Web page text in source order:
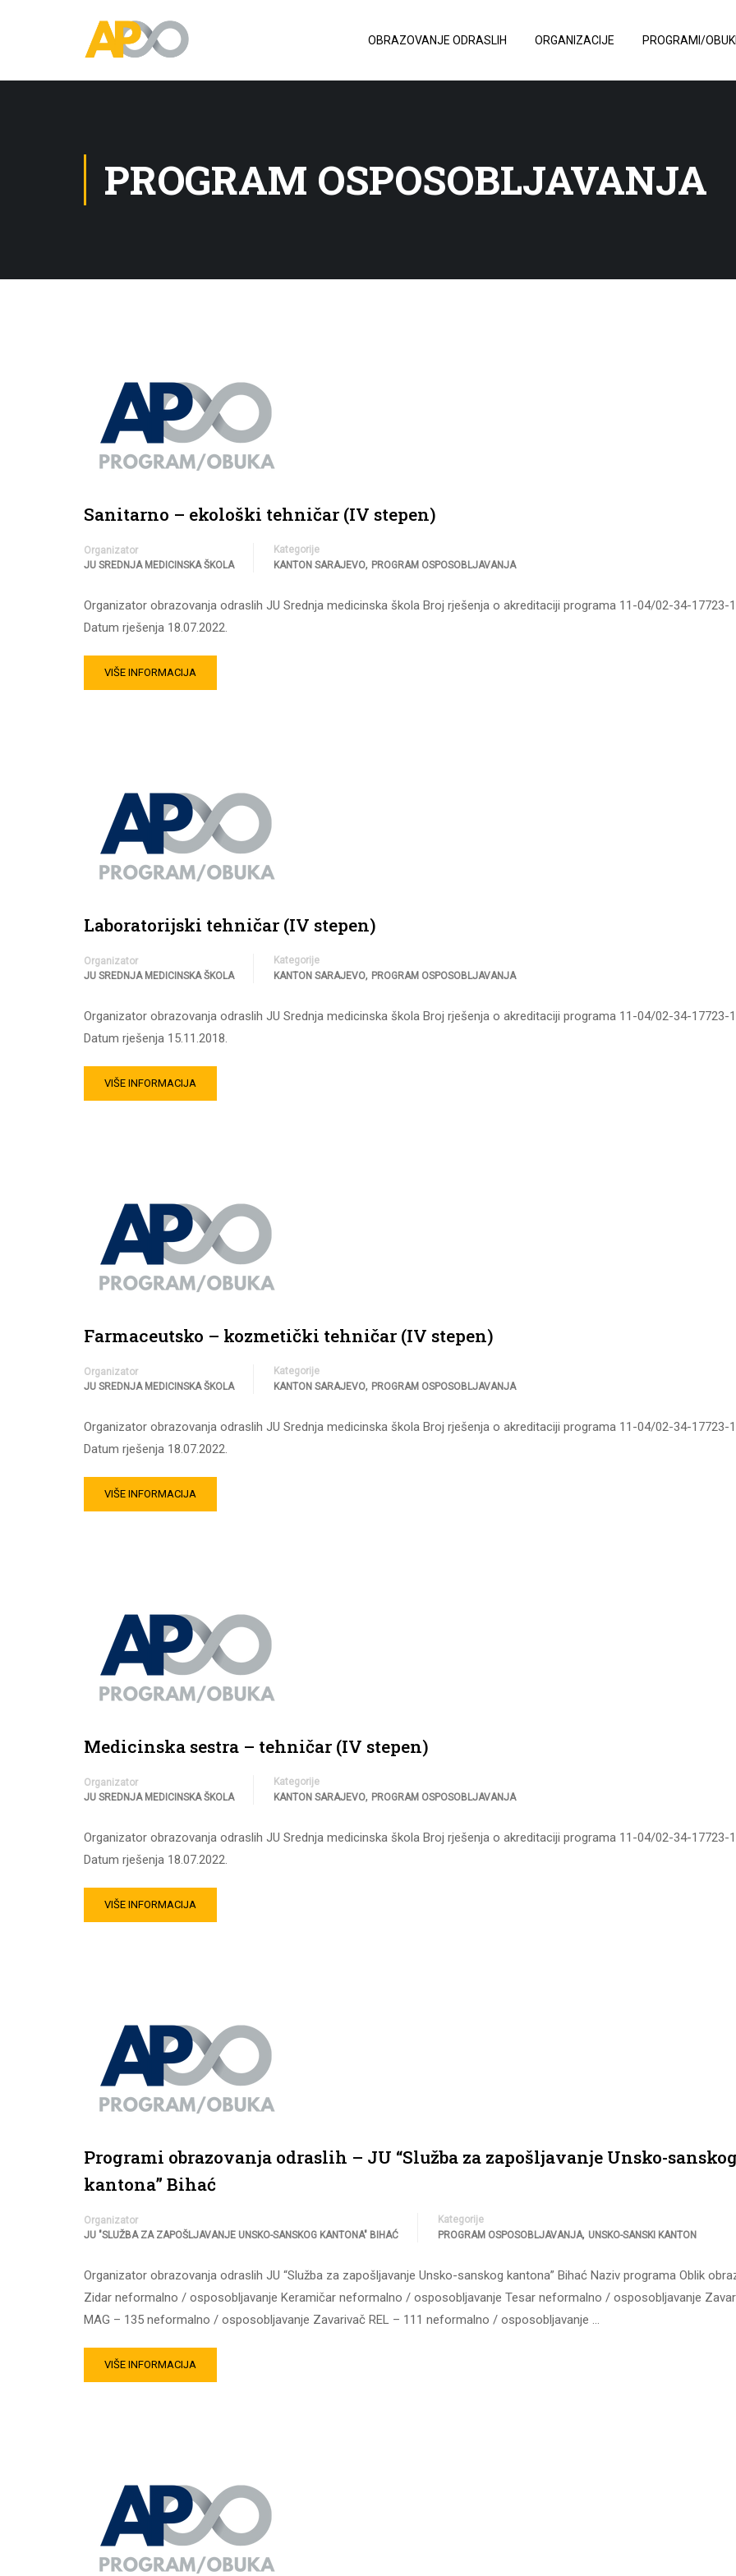
OBRAZOVANJE ODRASLIH ORGANIZACIJE PROGRAMI/
PROGRAM OSPOSOBLJAVANJA
Sanitarno – ekološki tehničar (IV stepen)
Organizator
JU SREDNJA MEDICINSKA ŠKOLA
Kategorije
KANTON SARAJEVO, PROGRAM OSPOSOBLJAVANJA
Organizator obrazovanja odraslih JU Srednja medicinska škola Broj rješenja o akreditaciji programa 11-04/02-34-17723-
Datum rješenja 18.07.2022.
VIŠE INFORMACIJA
Laboratorijski tehničar (IV stepen)
Organizator
JU SREDNJA MEDICINSKA ŠKOLA
Kategorije
KANTON SARAJEVO, PROGRAM OSPOSOBLJAVANJA
Organizator obrazovanja odraslih JU Srednja medicinska škola Broj rješenja o akreditaciji programa 11-04/02-34-17723-
Datum rješenja 15.11.2018.
VIŠE INFORMACIJA
Farmaceutsko – kozmetički tehničar (IV stepen)
Organizator
JU SREDNJA MEDICINSKA ŠKOLA
Kategorije
KANTON SARAJEVO, PROGRAM OSPOSOBLJAVANJA
Organizator obrazovanja odraslih JU Srednja medicinska škola Broj rješenja o akreditaciji programa 11-04/02-34-17723-
Datum rješenja 18.07.2022.
VIŠE INFORMACIJA
Medicinska sestra – tehničar (IV stepen)
Organizator
JU SREDNJA MEDICINSKA ŠKOLA
Kategorije
KANTON SARAJEVO, PROGRAM OSPOSOBLJAVANJA
Organizator obrazovanja odraslih JU Srednja medicinska škola Broj rješenja o akreditaciji programa 11-04/02-34-17723-
Datum rješenja 18.07.2022.
VIŠE INFORMACIJA
Programi obrazovanja odraslih – JU “Služba za zapošljavanje Unsko-sanskog
kantona” Bihać
Organizator
JU "SLUŽBA ZA ZAPOŠLJAVANJE UNSKO-SANSKOG KANTONA" BIHAĆ
Kategorije
PROGRAM OSPOSOBLJAVANJA, UNSKO-SANSKI KANTON
Organizator obrazovanja odraslih JU “Služba za zapošljavanje Unsko-sanskog kantona” Bihać Naziv programa Oblik
Zidar neformalno / osposobljavanje Keramičar neformalno / osposobljavanje Tesar neformalno / osposobljavanje
MAG – 135 neformalno / osposobljavanje Zavarivač REL – 111 neformalno / osposobljavanje …
VIŠE INFORMACIJA